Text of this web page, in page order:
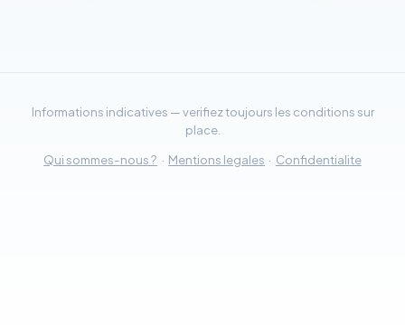
Informations indicatives — verifiez toujours les conditions sur
place.
Qui sommes-nous ? · Mentions legales · Confidentialite